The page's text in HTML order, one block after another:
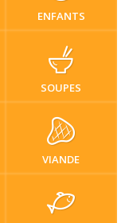
ENFANTS
SOUPES
VIANDE